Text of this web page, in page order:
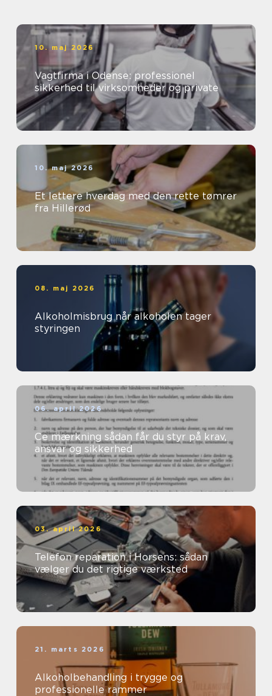
10. maj 2026
Vagtfirma i Odense: professionel
sikkerhed til virksomheder og private
10. maj 2026
Et lettere hverdag med den rette tømrer
fra Hillerød
08. maj 2026
Alkoholmisbrug når alkoholen tager
styringen
06. april 2026
Ce mærkning sådan får du styr på krav,
ansvar og sikkerhed
03. april 2026
Telefon reparation i Horsens: sådan
vælger du det rigtige værksted
21. marts 2026
Alkoholbehandling i trygge og
professionelle rammer